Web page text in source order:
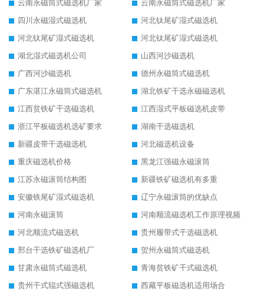
云南永磁筒式磁选机厂家
云南永磁筒式磁选机厂家
四川永磁湿式磁选机
河北钛尾矿湿式磁选机
河北钛尾矿湿式磁选机
河北钛尾矿湿式磁选机
湖北湿式磁选机公司
山西河沙磁选机
广西河沙磁选机
德州永磁筒式磁选机
广东湛江永磁筒式磁选机
湖北铁矿干选永磁磁选机
江西贫铁矿干选磁选机
江西湿式平板磁选机皮带
浙江平板磁选机选矿要求
湖南干选磁选机
新疆皮带干选磁选机
河北磁选机设备
重庆磁选机价格
黑龙江强磁永磁滚筒
江苏永磁滚筒结构图
新疆铁矿磁选机有多重
安徽铁尾矿湿式磁选机
辽宁永磁滚筒的优缺点
河南永磁滚筒
河南顺流磁选机工作原理视频
河北顺流式磁选机
贵州履带式干选磁选机
邢台干选铁矿磁选机厂
贺州永磁筒式磁选机
甘肃永磁筒式磁选机
青海贫铁矿干式磁选机
贵州干式辊式强磁选机
西藏平板磁选机适用场合